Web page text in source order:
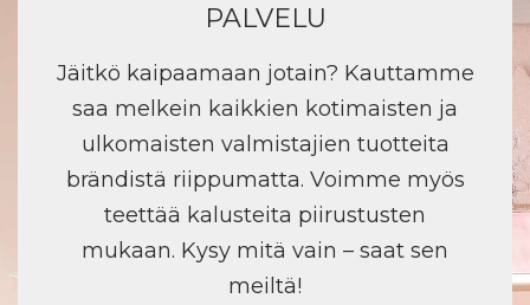
PALVELU
Jäitkö kaipaamaan jotain? Kauttamme
saa melkein kaikkien kotimaisten ja
ulkomaisten valmistajien tuotteita
brändistä riippumatta. Voimme myös
teettää kalusteita piirustusten
mukaan. Kysy mitä vain – saat sen
meiltä!